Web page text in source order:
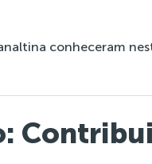
conheceram